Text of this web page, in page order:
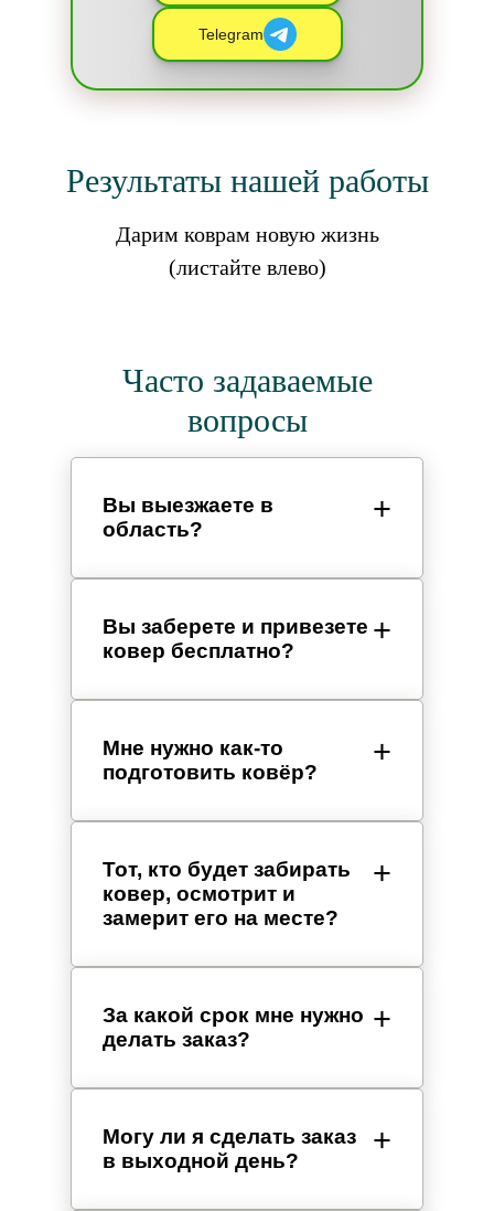
Telegram
Результаты нашей работы
Дарим коврам новую жизнь
(листайте влево)
Часто задаваемые
вопросы
Вы выезжаете в
область?
Вы заберете и привезете
ковер бесплатно?
Мне нужно как-то
подготовить ковёр?
Тот, кто будет забирать
ковер, осмотрит и
замерит его на месте?
За какой срок мне нужно
делать заказ?
Могу ли я сделать заказ
в выходной день?